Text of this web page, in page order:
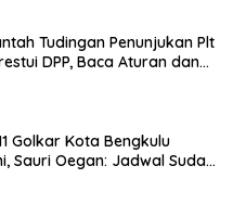
Tudingan Penunjukan Plt
DPP, Baca Aturan dan
Golkar Kota Bengkulu
Sauri Oegan: Jadwal Sudah